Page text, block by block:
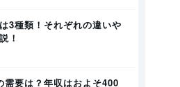
3種類！それぞれの違いや
！
需要は？年収はおよそ400